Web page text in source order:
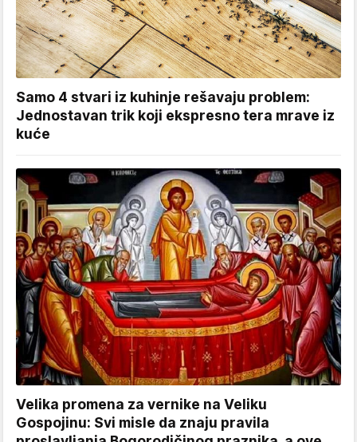
Samo 4 stvari iz kuhinje rešavaju problem:
Jednostavan trik koji ekspresno tera mrave iz
kuće
Velika promena za vernike na Veliku
Gospojinu: Svi misle da znaju pravila